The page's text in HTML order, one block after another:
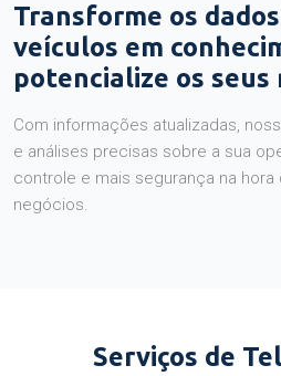
Transforme os
veículos em
potencialize os
Com informações atualizadas,
e análises precisas sobre a sua
controle e mais segurança na
negócios.
Serviços de